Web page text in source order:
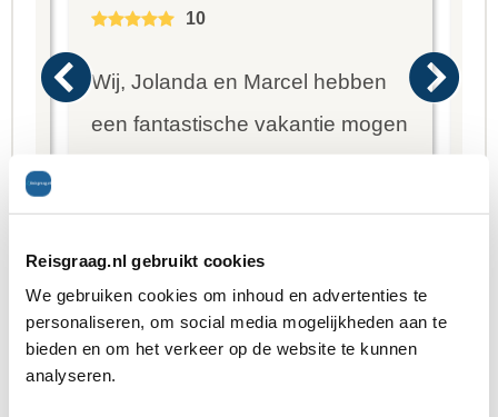
Reisgraag.nl gebruikt cookies
We gebruiken cookies om inhoud en advertenties te
personaliseren, om social media mogelijkheden aan te
bieden en om het verkeer op de website te kunnen
analyseren.
10
Wij, Jolanda en Marcel hebben
een fantastische vakantie mogen
aangeboden reis via Reisgraag
is prima uitgebalanceerd om alle
mooie dingen van het eiland te
kunnen ontdekken...
Offerteformulier